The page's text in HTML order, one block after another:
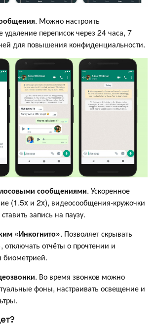
. Можно настроить
удаление переписок через 24 часа, 7
для повышения конфиденциальности.
сообщениями. Ускоренное
(1.5x и 2x), видеосообщения-кружочки
запись на паузу.
«Инкогнито». Позволяет скрывать
отключать отчёты о прочтении и
биометрией.
. Во время звонков можно
фоны, настраивать освещение и